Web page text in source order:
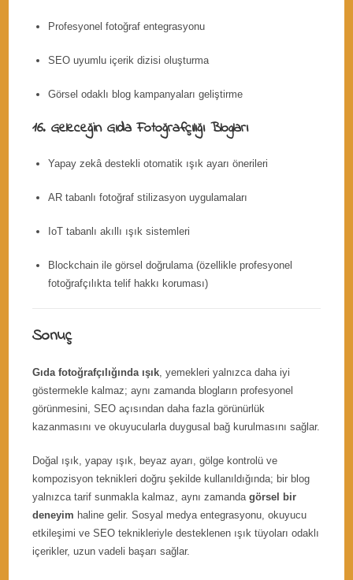
Profesyonel fotoğraf entegrasyonu
SEO uyumlu içerik dizisi oluşturma
Görsel odaklı blog kampanyaları geliştirme
16. Geleceğin Gıda Fotoğrafçılığı Blogları
Yapay zekâ destekli otomatik ışık ayarı önerileri
AR tabanlı fotoğraf stilizasyon uygulamaları
IoT tabanlı akıllı ışık sistemleri
Blockchain ile görsel doğrulama (özellikle profesyonel
fotoğrafçılıkta telif hakkı koruması)
Sonuç
Gıda fotoğrafçılığında ışık, yemekleri yalnızca daha iyi
göstermekle kalmaz; aynı zamanda blogların profesyonel
görünmesini, SEO açısından daha fazla görünürlük
kazanmasını ve okuyucularla duygusal bağ kurulmasını sağlar.
Doğal ışık, yapay ışık, beyaz ayarı, gölge kontrolü ve
kompozisyon teknikleri doğru şekilde kullanıldığında; bir blog
yalnızca tarif sunmakla kalmaz, aynı zamandagörsel bir
deneyim haline gelir. Sosyal medya entegrasyonu, okuyucu
etkileşimi ve SEO teknikleriyle desteklenen ışık tüyoları odaklı
içerikler, uzun vadeli başarı sağlar.